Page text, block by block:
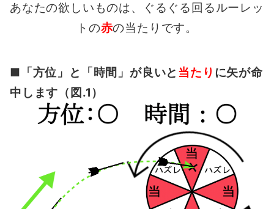
あなたの欲しいものは、ぐるぐる回るルーレッ
トの赤の当たりです。
■「方位」と「時間」が良いと 当たり に矢が命
中します（図.1）